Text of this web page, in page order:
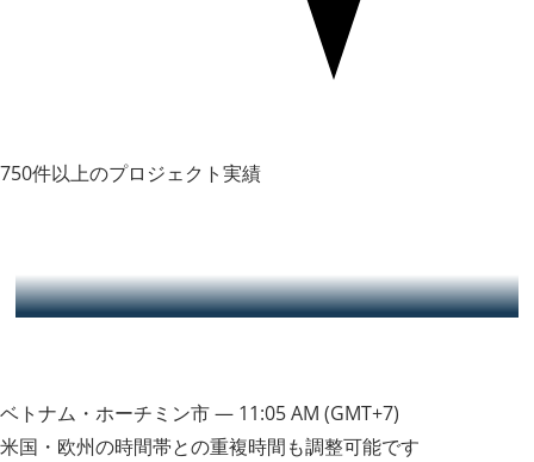
750件以上のプロジェクト実績
deadline. Hung was extremely helpful and communicated
clearly to me. Sometimes when i have additional request, he
ベトナム・ホーチミン市 — 11:05 AM (GMT+7)
米国・欧州の時間帯との重複時間も調整可能です